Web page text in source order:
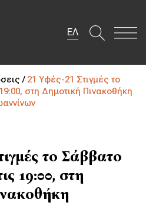
ΕΛ
/ 21 Υφές-21 Στιγμές το
στη Δημοτική Πινακοθήκη
το Σάββατο
19:00, στη